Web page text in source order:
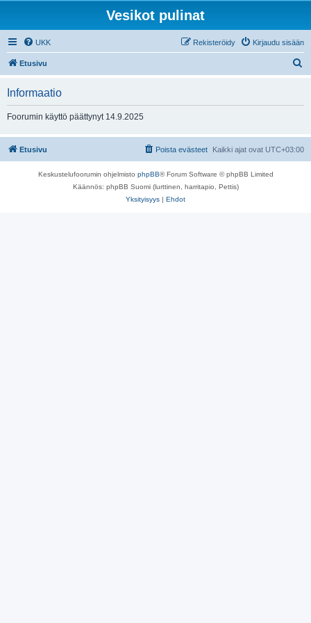
Vesikot pulinat
UKK Kirjaudu sisään
Rekisteröidy
Etusivu
Informaatio
Foorumin käyttö päättynyt 14.9.2025
Etusivu Kaikki ajat ovat UTC+03:00
Poista evästeet
Keskustelufoorumin ohjelmisto phpBB® Forum Software © phpBB Limited
Käännös: phpBB Suomi (lurttinen, harritapio, Pettis)
Yksityisyys | Ehdot